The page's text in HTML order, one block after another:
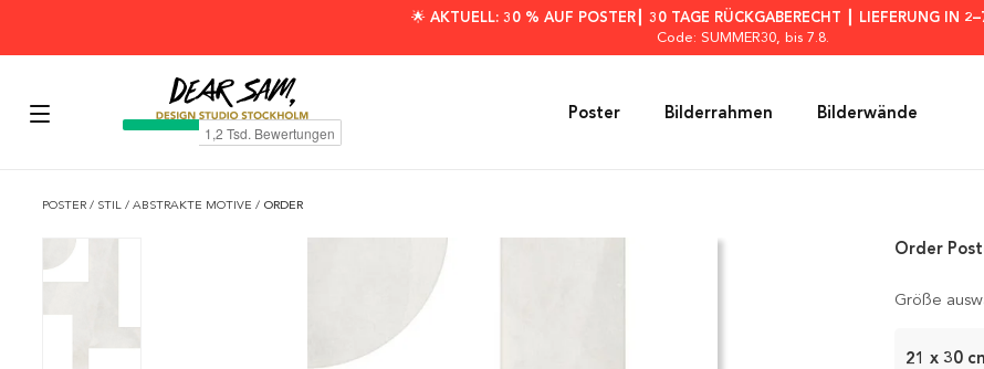
🌟 AKTUELL: 30 % AUF POSTER┃ 30 TAGE RÜCKGABERECHT ┃ LIEFERUNG IN
Code: SUMMER30, bis 7.8.
Poster Bilderrahmen Bilderwände
POSTER / STIL / ABSTRAKTE MOTIVE / ORDER
Größe
21 x 30
Order